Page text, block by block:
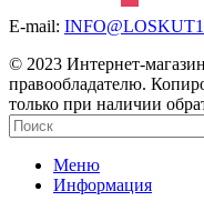
E-mail:
© 2023 Интернет-
правообладателю.
только при наличии
Меню
Информация